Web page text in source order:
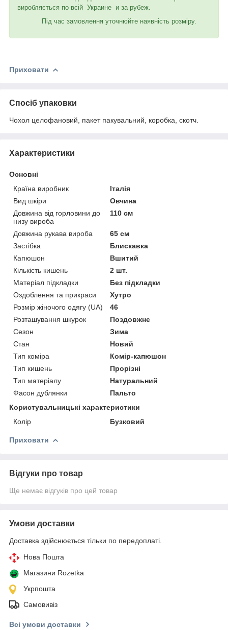
виробляється по всій Украине и за рубеж.
Під час замовлення уточнюйте наявність розміру.
Приховати
Спосіб упаковки
Чохол целофановий, пакет пакувальний, коробка, скотч.
Характеристики
Основні
Країна виробник
Італія
Вид шкіри
Овчина
Довжина від горловини до
низу вироба
110 см
Довжина рукава вироба
65 см
Застібка
Блискавка
Капюшон
Вшитий
Кількість кишень
2 шт.
Матеріал підкладки
Без підкладки
Оздоблення та прикраси
Хутро
Розмір жіночого одягу (UA)
46
Розташування шкурок
Поздовжнє
Сезон
Зима
Стан
Новий
Тип коміра
Комір-капюшон
Тип кишень
Прорізні
Тип матеріалу
Натуральний
Фасон дублянки
Пальто
Користувальницькі характеристики
Колір
Бузковий
Приховати
Відгуки про товар
Ще немає відгуків про цей товар
Умови доставки
Доставка здійснюється тільки по передоплаті.
Нова Пошта
Магазини Rozetka
Укрпошта
Самовивіз
Всі умови доставки